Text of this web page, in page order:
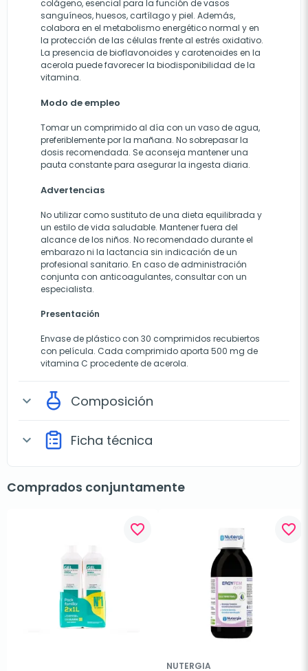
colágeno, esencial para la función de vasos
sanguíneos, huesos, cartílago y piel. Además,
colabora en el metabolismo energético normal y en
la protección de las células frente al estrés oxidativo.
La presencia de bioflavonoides y carotenoides en la
acerola puede favorecer la biodisponibilidad de la
vitamina.
Modo de empleo
Tomar un comprimido al día con un vaso de agua,
preferiblemente por la mañana. No sobrepasar la
dosis recomendada. Se aconseja mantener una
pauta constante para asegurar la ingesta diaria.
Advertencias
No utilizar como sustituto de una dieta equilibrada y
un estilo de vida saludable. Mantener fuera del
alcance de los niños. No recomendado durante el
embarazo ni la lactancia sin indicación de un
profesional sanitario. En caso de administración
conjunta con anticoagulantes, consultar con un
especialista.
Presentación
Envase de plástico con 30 comprimidos recubiertos
con película. Cada comprimido aporta 500 mg de
vitamina C procedente de acerola.
expand_more Composición
expand_more Ficha técnica
Comprados conjuntamente
favorite_border favorite_border
NUTERGIA